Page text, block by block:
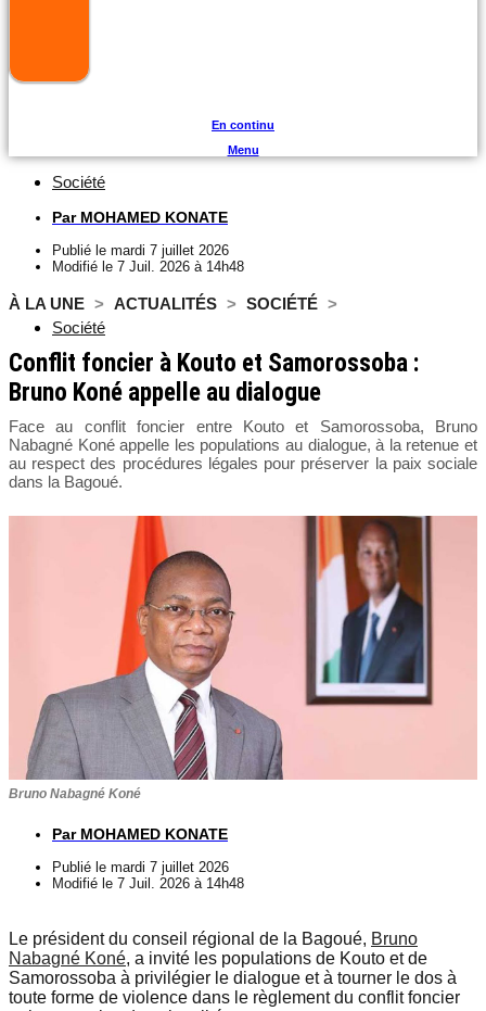
En continu
Menu
Société
ParMOHAMED KONATE
Publié le mardi 7 juillet 2026
Modifié le 7 Juil. 2026 à 14h48
À LA UNE > ACTUALITÉS > SOCIÉTÉ >
Société
Conflit foncier à Kouto et Samorossoba :
Bruno Koné appelle au dialogue
Face au conflit foncier entre Kouto et Samorossoba, Bruno
Nabagné Koné appelle les populations au dialogue, à la retenue et
au respect des procédures légales pour préserver la paix sociale
dans la Bagoué.
Bruno Nabagné Koné
ParMOHAMED KONATE
Publié le mardi 7 juillet 2026
Modifié le 7 Juil. 2026 à 14h48
Le président du conseil régional de la Bagoué, Bruno
Nabagné Koné, a invité les populations de Kouto et de
Samorossoba à privilégier le dialogue et à tourner le dos à
toute forme de violence dans le règlement du conflit foncier